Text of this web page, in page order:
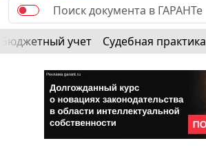
Бюджетный учет Судебная практика